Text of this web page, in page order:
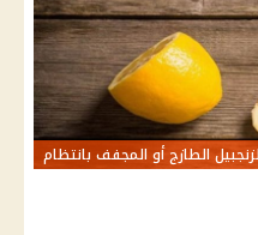
الطازج أو المجفف بانتظام